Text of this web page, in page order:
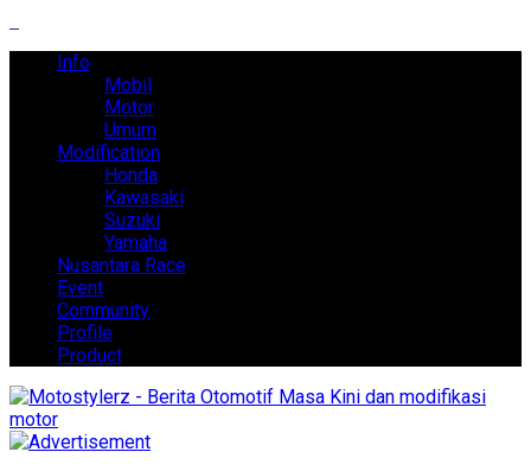
Info
Mobil
Motor
Umum
Modification
Honda
Kawasaki
Suzuki
Yamaha
Nusantara Race
Event
Community
Profile
Product